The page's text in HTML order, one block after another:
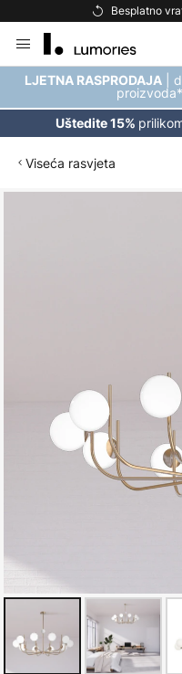
Besplatno
to
Content
LJETNA RASPRODAJA |
proizvoda*
Uštedite 15%
Viseća rasvjeta